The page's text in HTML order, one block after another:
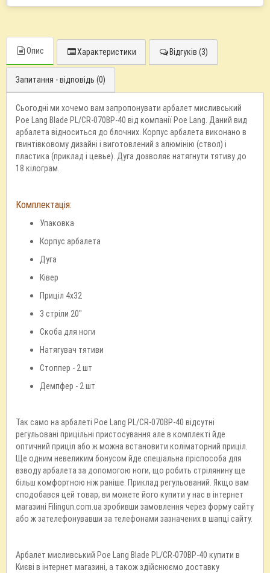
Опис Характеристики Відгуків (3)
Запитання - відповідь (0)
Сьогодні ми хочемо вам запропонувати арбалет мисливський
Poe Lang Blade PL/CR-070BP-40 від компанії Poe Lang. Даний вид
арбалета відноситься до блочних. Корпус арбалета виконано в
гвинтівковому дизайні і виготовлений з алюмінію (ствол) і
пластика (приклад і цевье). Дуга дозволяє натягнути тятиву до
18 кілограм.
Комплектація:
Упаковка
Корпус арбалета
Дуга
Ківер
Приціл 4x32
3 стріли 20"
Скоба для ноги
Натягувач тятиви
Стоппер - 2 шт
Демпфер - 2 шт
Так само на арбалеті Poe Lang PL/CR-070BP-40 відсутні
регульовані прицільні пристосування але в комплекті йде
оптичний приціл або ж можна встановити коліматорний приціл.
Ще одним невеликим бонусом йде спеціальна пріспособа для
взводу арбалета за допомогою ноги, що робить стрілянину ще
більш комфортною ніж раніше. Приклад регульований. Якщо вам
сподобався цей товар, ви можете його купити у нас в інтернет
магазині Filingun.com.ua зробивши замовлення через форму сайту
або ж зателефонувавши за телефонами зазначених в шапці сайту.
Арбалет мисливський Poe Lang Blade PL/CR-070BP-40 купити в
Києві в інтернет магазині, а також здійснюємо доставку